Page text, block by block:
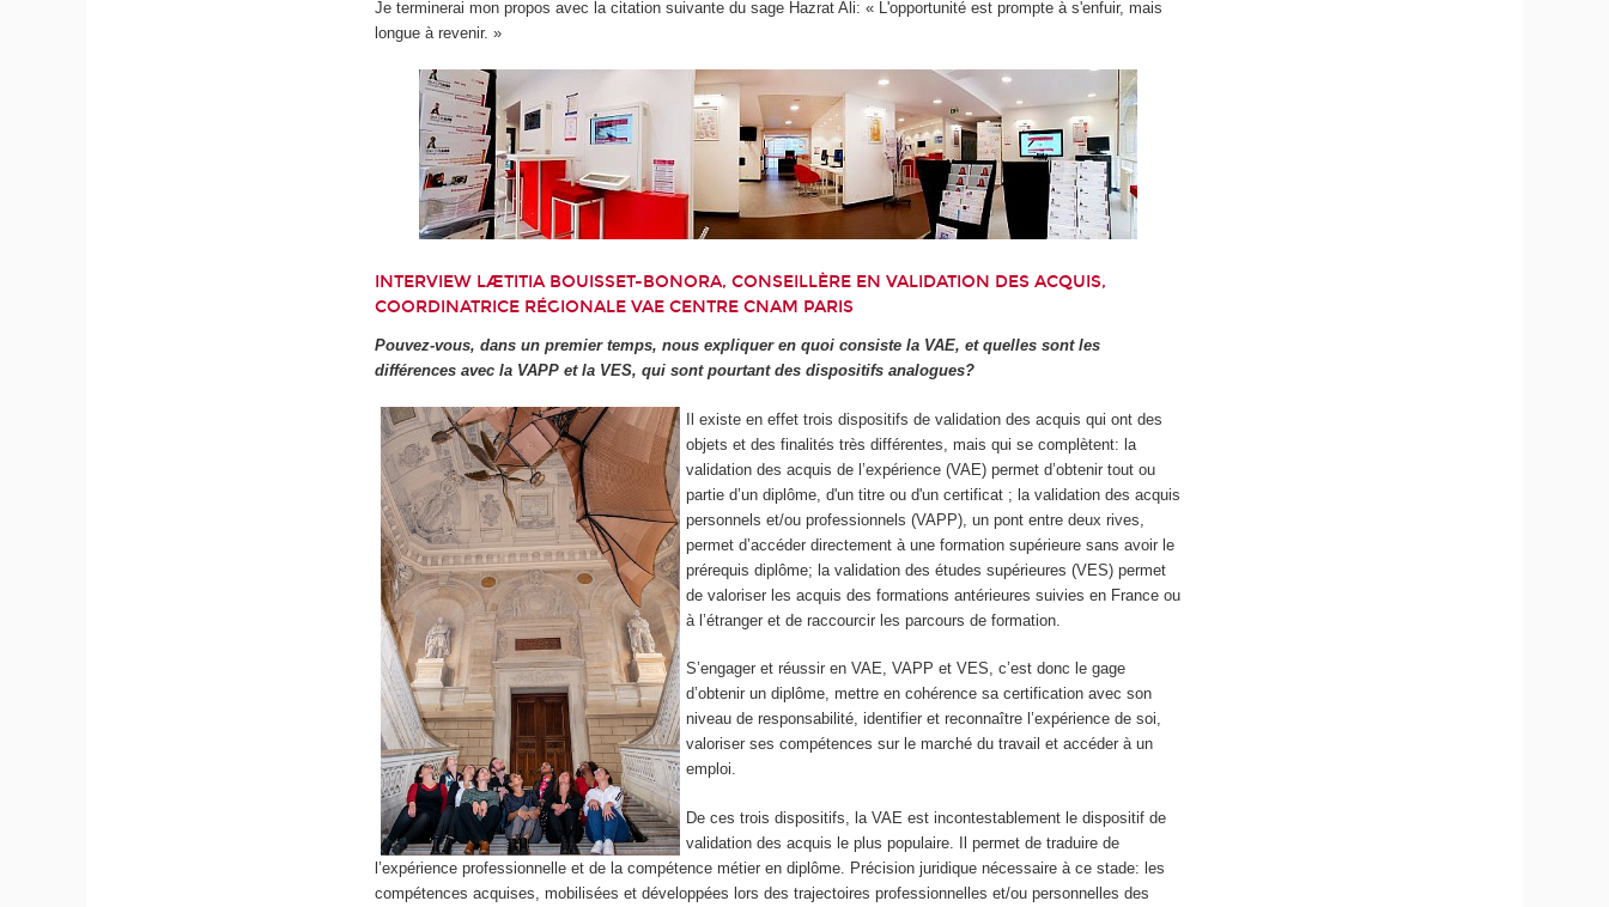
Je terminerai mon propos avec la citation suivante du sage Hazrat Ali: « L'opportunité est prompte à s'enfuir, mais
longue à revenir. »
INTERVIEW LÆTITIA BOUISSET-BONORA, CONSEILLÈRE EN VALIDATION DES ACQUIS,
COORDINATRICE RÉGIONALE VAE CENTRE CNAM PARIS
Pouvez-vous, dans un premier temps, nous expliquer en quoi consiste la VAE, et quelles sont les
différences avec la VAPP et la VES, qui sont pourtant des dispositifs analogues?
Il existe en effet trois dispositifs de validation des acquis qui ont des
objets et des finalités très différentes, mais qui se complètent: la
validation des acquis de l’expérience (VAE) permet d’obtenir tout ou
partie d’un diplôme, d'un titre ou d'un certificat ; la validation des acquis
personnels et/ou professionnels (VAPP), un pont entre deux rives,
permet d’accéder directement à une formation supérieure sans avoir le
prérequis diplôme; la validation des études supérieures (VES) permet
de valoriser les acquis des formations antérieures suivies en France ou
à l’étranger et de raccourcir les parcours de formation.
S’engager et réussir en VAE, VAPP et VES, c’est donc le gage
d’obtenir un diplôme, mettre en cohérence sa certification avec son
niveau de responsabilité, identifier et reconnaître l’expérience de soi,
valoriser ses compétences sur le marché du travail et accéder à un
emploi.
De ces trois dispositifs, la VAE est incontestablement le dispositif de
validation des acquis le plus populaire. Il permet de traduire de
l’expérience professionnelle et de la compétence métier en diplôme. Précision juridique nécessaire à ce stade: les
compétences acquises, mobilisées et développées lors des trajectoires professionnelles et/ou personnelles des